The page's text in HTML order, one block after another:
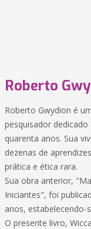
Roberto
Roberto Gwydion é
pesquisador
quarenta anos. Sua
dezenas de
prática e ética rara.
Sua obra anterior,
Iniciantes", foi
anos,
O presente livro,